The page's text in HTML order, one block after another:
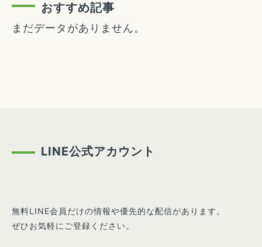
おすすめ記事
まだデータがありません。
LINE公式アカウント
無料LINE会員だけの情報や優先的な配信があります。
ぜひお気軽にご登録ください。